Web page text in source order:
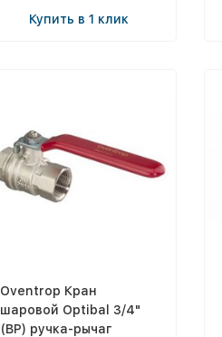
Купить в 1 клик
Oventrop Кран
шаровой Optibal 3/4"
(ВР) ручка-рычаг